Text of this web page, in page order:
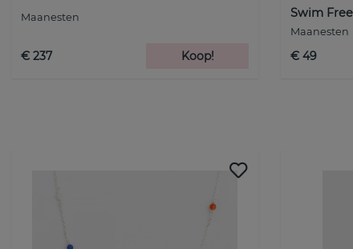
Maanesten
€ 237 Koop!
Swim
Maanesten
€ 49